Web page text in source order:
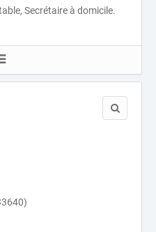
Secrétaire à domicile.